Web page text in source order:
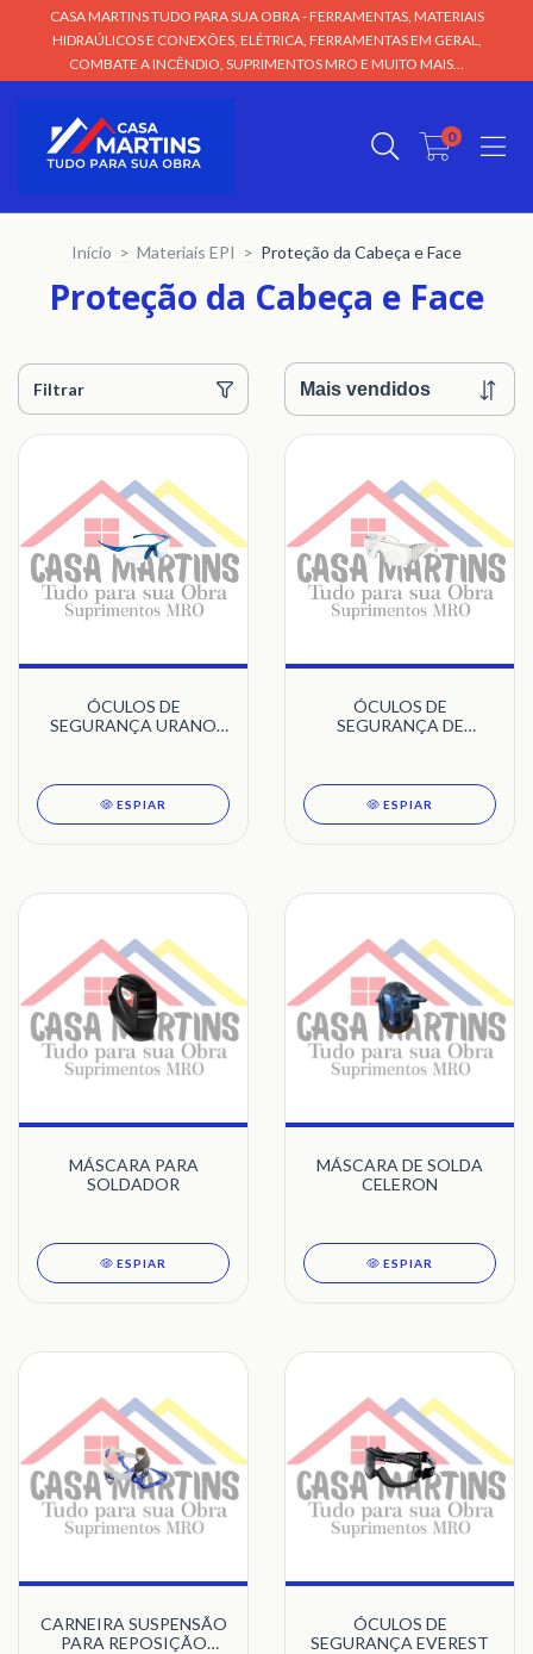
CASA MARTINS TUDO PARA SUA OBRA - FERRAMENTAS, MATERIAIS
HIDRAÚLICOS E CONEXÕES, ELÉTRICA, FERRAMENTAS EM GERAL,
COMBATE A INCÊNDIO, SUPRIMENTOS MRO E MUITO MAIS...
0
Início > Materiais EPI > Proteção da Cabeça e Face
Proteção da Cabeça e Face
Filtrar
ÓCULOS DE
SEGURANÇA URANO
ESPIAR
ÓCULOS DE
SEGURANÇA DE
ESPIAR
MÁSCARA PARA
SOLDADOR
ESPIAR
MÁSCARA DE SOLDA
CELERON
ESPIAR
CARNEIRA SUSPENSÃO
PARA REPOSIÇÃO
ÓCULOS DE
SEGURANÇA EVEREST